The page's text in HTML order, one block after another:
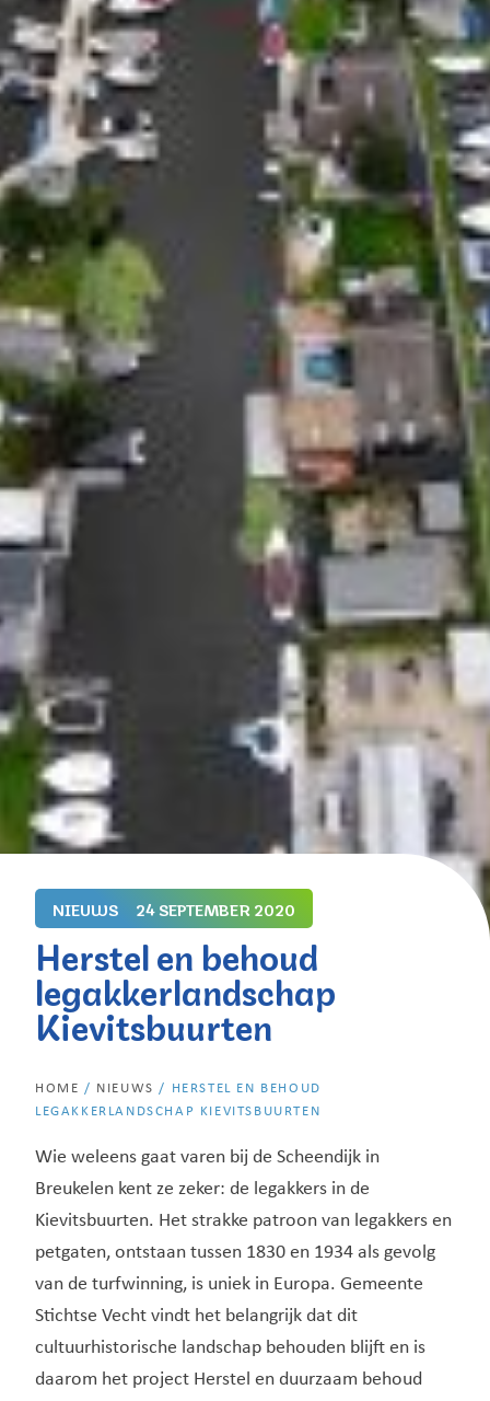
NIEUWS 24 SEPTEMBER 2020
Herstel en behoud
legakkerlandschap
Kievitsbuurten
HOME / NIEUWS /
HERSTEL EN BEHOUD
LEGAKKERLANDSCHAP KIEVITSBUURTEN
Wie weleens gaat varen bij de Scheendijk in
Breukelen kent ze zeker: de legakkers in de
Kievitsbuurten. Het strakke patroon van legakkers en
petgaten, ontstaan tussen 1830 en 1934 als gevolg
van de turfwinning, is uniek in Europa. Gemeente
Stichtse Vecht vindt het belangrijk dat dit
cultuurhistorische landschap behouden blijft en is
daarom het project Herstel en duurzaam behoud